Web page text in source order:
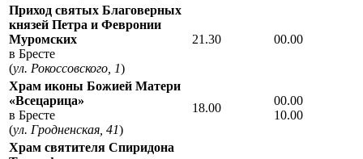
Приход святых Благоверных
князей Петра и Февронии
Муромских
в Бресте
(ул. Рокоссовского, 1)
21.30 00.00
Храм иконы Божией Матери
«Всецарица»
в Бресте
(ул. Гродненская, 41)
18.00
00.00
10.00
Храм святителя Спиридона